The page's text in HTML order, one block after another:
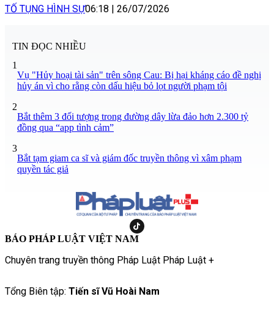
TỐ TỤNG HÌNH SỰ06:18 26/07/2026
TIN ĐỌC NHIỀU
1
Vụ "Hủy hoại tài sản" trên sông Cau: Bị hại kháng cáo đề nghị
hủy án vì cho rằng còn dấu hiệu bỏ lọt người phạm tội
2
Bắt thêm 3 đối tượng trong đường dây lừa đảo hơn 2.300 tỷ
đồng qua “app tình cảm”
3
Bắt tạm giam ca sĩ và giám đốc truyền thông vì xâm phạm
quyền tác giả
BÁO PHÁP LUẬT VIỆT NAM
Chuyên trang truyền thông Pháp Luật Pháp Luật +
Tổng Biên tập: Tiến sĩ Vũ Hoài Nam